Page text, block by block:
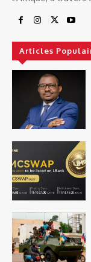
Articles